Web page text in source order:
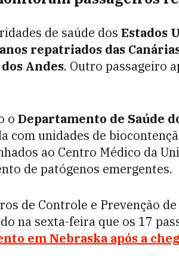
de saúde dos Estados
repatriados das
Andes. Outro passageiro
o Departamento de Saúde
com unidades de
ao Centro Médico da
de patógenos emergentes.
de Controle e Prevenção
na sexta-feira que os 17
em Nebraska após a